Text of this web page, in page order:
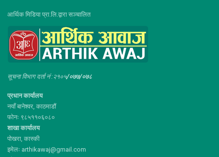
आर्थिक मिडिया प्रा.लि.द्वारा सञ्चालित
सूचना विभाग दर्ता नं :२१०५/०७७/०७८
प्रधान कार्यालय
नयाँ बानेश्वर, काठमाडौं
फोनः ९८५११०६०८०
शाखा कार्यालय
पोखरा, कास्की
इमेलः arthikawaj@gmail.com